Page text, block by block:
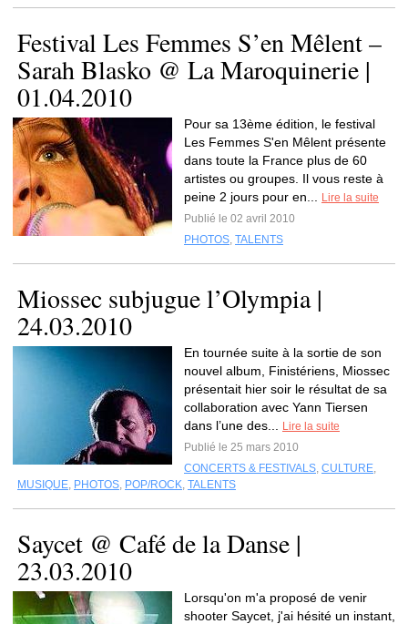
Festival Les Femmes S’en Mêlent –
Sarah Blasko @ La Maroquinerie |
01.04.2010
Pour sa 13ème édition, le festival
Les Femmes S'en Mêlent présente
dans toute la France plus de 60
artistes ou groupes. Il vous reste à
peine 2 jours pour en...
Lire la suite
Publié le 02 avril 2010
PHOTOS, TALENTS
Miossec subjugue l’Olympia |
24.03.2010
En tournée suite à la sortie de son
nouvel album, Finistériens, Miossec
présentait hier soir le résultat de sa
collaboration avec Yann Tiersen
dans l’une des...
Lire la suite
Publié le 25 mars 2010
CONCERTS & FESTIVALS, CULTURE,
MUSIQUE, PHOTOS, POP/ROCK, TALENTS
Saycet @ Café de la Danse |
23.03.2010
Lorsqu'on m'a proposé de venir
shooter Saycet, j'ai hésité un instant,